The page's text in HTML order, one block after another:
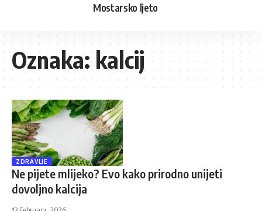
Mostarsko ljeto
Oznaka:kalcij
ZDRAVLJE
Ne pijete mlijeko? Evo kako prirodno unijeti
dovoljno kalcija